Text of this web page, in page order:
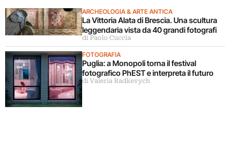
ARCHEOLOGIA & ARTE ANTICA
La Vittoria Alata di Brescia. Una scultura
leggendaria vista da 40 grandi fotografi
di Paolo Cuccia
FOTOGRAFIA
Puglia: a Monopoli torna il festival
fotografico PhEST e interpreta il futuro
di Valeria Radkevych